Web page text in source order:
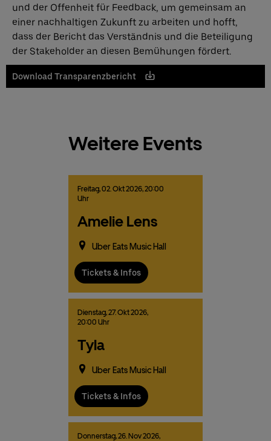
Deutsch English
und der Offenheit für Feedback, um gemeinsam an
einer nachhaltigen Zukunft zu arbeiten und hofft,
dass der Bericht das Verständnis und die Beteiligung
der Stakeholder an diesen Bemühungen fördert.
Download Transparenzbericht
Weitere Events
Freitag,02.Okt2026,20:00
Uhr
Amelie Lens
Uber Eats Music Hall
Tickets & Infos
Dienstag,27.Okt2026,
20:00 Uhr
Tyla
Uber Eats Music Hall
Tickets & Infos
Donnerstag,26. Nov2026,